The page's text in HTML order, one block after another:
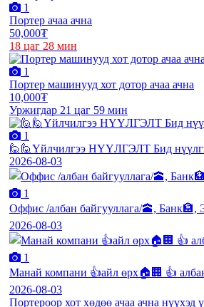
1
Портер ачаа ачна
50,000₮
18 цаг 28 мин
1
Портер машинууд хот дотор ачаа ачна
10,000₮
Уржигдар 21 цаг 59 мин
1
🙋🙋Үйлчилгээ НҮҮЛГЭЛТ Бид
2026-08-03
1
Оффис /албан байгууллага/🕋, Банк🏦,
2026-08-03
1
Манай компани 👍айл өрх🏠🏢 👍
2026-08-03
Портероор хот хөдөө ачаа ачна нүүхэд